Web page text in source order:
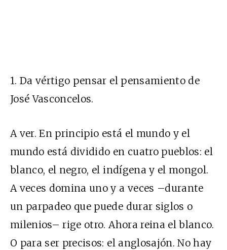
1. Da vértigo pensar el pensamiento de
José Vasconcelos.
A ver. En principio está el mundo y el
mundo está dividido en cuatro pueblos: el
blanco, el negro, el indígena y el mongol.
A veces domina uno y a veces –durante
un parpadeo que puede durar siglos o
milenios– rige otro. Ahora reina el blanco.
O para ser precisos: el anglosajón. No hay